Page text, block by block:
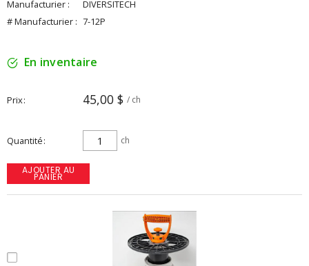
Manufacturier :
DIVERSITECH
# Manufacturier : 7-12P
En inventaire
Prix 45,00 $ / ch
Quantité ch
AJOUTER AU
PANIER